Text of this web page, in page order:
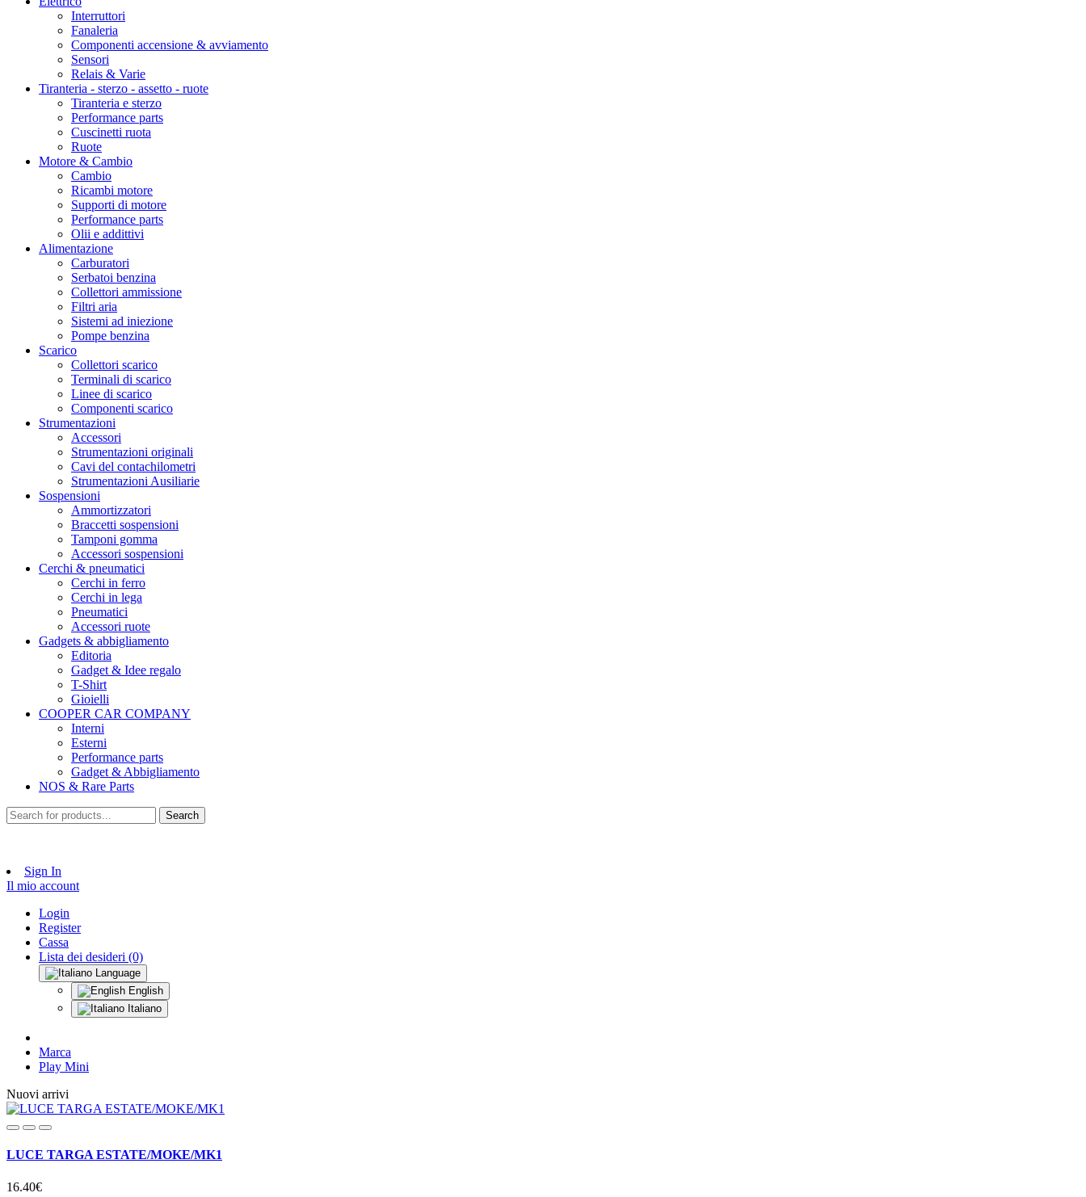
Interruttori
Fanaleria
Componenti accensione & avviamento
Sensori
Relais & Varie
Tiranteria - sterzo - assetto - ruote
Tiranteria e sterzo
Performance parts
Cuscinetti ruota
Ruote
Motore & Cambio
Cambio
Ricambi motore
Supporti di motore
Performance parts
Olii e addittivi
Alimentazione
Carburatori
Serbatoi benzina
Collettori ammissione
Filtri aria
Sistemi ad iniezione
Pompe benzina
Scarico
Collettori scarico
Terminali di scarico
Linee di scarico
Componenti scarico
Strumentazioni
Accessori
Strumentazioni originali
Cavi del contachilometri
Strumentazioni Ausiliarie
Sospensioni
Ammortizzatori
Braccetti sospensioni
Tamponi gomma
Accessori sospensioni
Cerchi & pneumatici
Cerchi in ferro
Cerchi in lega
Pneumatici
Accessori ruote
Gadgets & abbigliamento
Editoria
Gadget & Idee regalo
T-Shirt
Gioielli
COOPER CAR COMPANY
Interni
Esterni
Performance parts
Gadget & Abbigliamento
NOS & Rare Parts
Search
Sign In
Il mio account
Login
Register
Cassa
Lista dei desideri (0)
Language
English
Italiano
Marca
Play Mini
Nuovi arrivi
LUCE TARGA ESTATE/MOKE/MK1
16.40€